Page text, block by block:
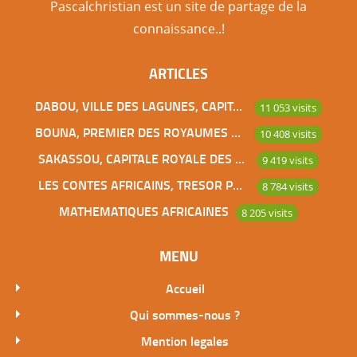
Pascalchristian est un site de partage de la
connaissance..!
ARTICLES
DABOU, VILLE DES LAGUNES, CAPITALE DES ADJOUKROU 11 053 visits
BOUNA, PREMIER DES ROYAUMES DE CÔTE D’IVOIRE 10 408 visits
SAKASSOU, CAPITALE ROYALE DES BAOULES 9 419 visits
LES CONTES AFRICAINS, TRESOR POUR L’HUMANITE 8 784 visits
MATHEMATIQUES AFRICAINES 8 205 visits
MENU
Accueil
Qui sommes-nous ?
Mention legales